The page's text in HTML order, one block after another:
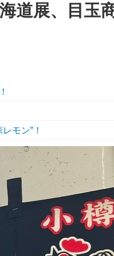
道展、目玉
モン”！